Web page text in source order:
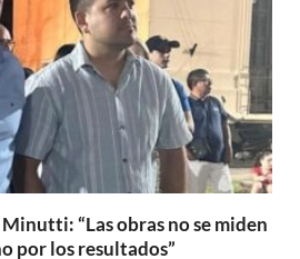
“Las obras no se miden
por los resultados”